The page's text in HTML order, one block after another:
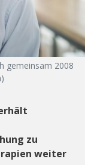
gemeinsam 2008
zu
weiter